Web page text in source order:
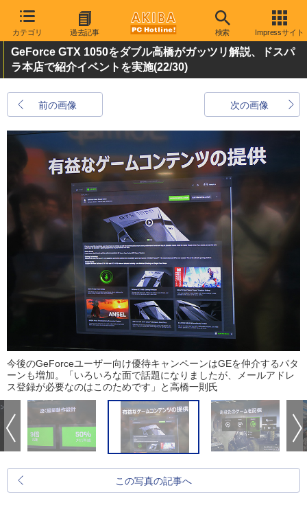
カテゴリ 過去記事 検索 Impressサイト
GeForce GTX 1050をダブル高橋がガッツリ解説、ドスパ
ラ本店で紹介イベントを実施(22/30)
前の画像 次の画像
今後のGeForceユーザー向け優待キャンペーンはGEを仲介するパタ
ーンも増加。「いろいろな面で話題になりましたが、メールアドレ
ス登録が必要なのはこのためです」と高橋一則氏
この写真の記事へ